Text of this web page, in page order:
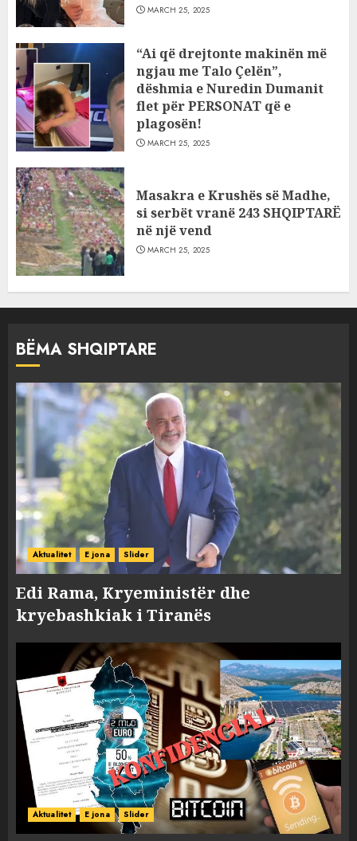
MARCH 25, 2025
“Ai që drejtonte makinën më
ngjau me Talo Çelën”,
dëshmia e Nuredin Dumanit
flet për PERSONAT që e
plagosën!
MARCH 25, 2025
Masakra e Krushës së Madhe,
si serbët vranë 243 SHQIPTARË
në një vend
MARCH 25, 2025
BËMA SHQIPTARE
Aktualitet E jona Slider
Edi Rama, Kryeministër dhe
kryebashkiak i Tiranës
Aktualitet E jona Slider